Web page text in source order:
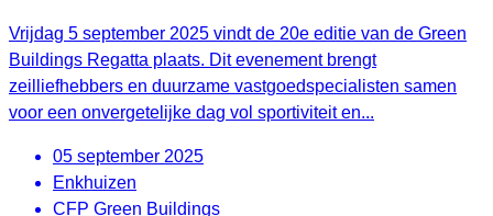
Vrijdag 5 september 2025 vindt de 20e editie van de Green
Buildings Regatta plaats. Dit evenement brengt
zeilliefhebbers en duurzame vastgoedspecialisten samen
voor een onvergetelijke dag vol sportiviteit en...
05 september 2025
Enkhuizen
CFP Green Buildings